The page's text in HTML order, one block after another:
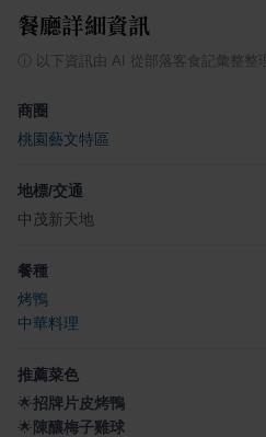
餐廳詳細資訊
ⓘ 以下資訊由 AI 從部落客食記彙整整理
商圈
桃園藝文特區
地標/交通
中茂新天地
餐種
烤鴨
中華料理
推薦菜色
🌟招牌片皮烤鴨
🌟陳釀梅子雞球